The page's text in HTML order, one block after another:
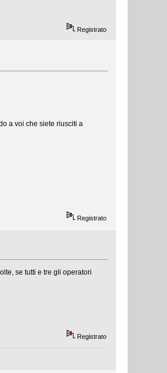
Registrato
a voi che siete riusciti a
Registrato
se tutti e tre gli operatori
Registrato